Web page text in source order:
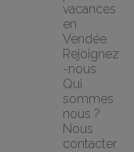
vacances
en
Vendée
Rejoignez
-nous
Qui
sommes
nous ?
Nous
contacter